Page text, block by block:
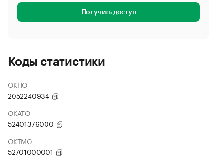
Получить доступ
Коды статистики
ОКПО
2052240934
ОКАТО
52401376000
ОКТМО
52701000001